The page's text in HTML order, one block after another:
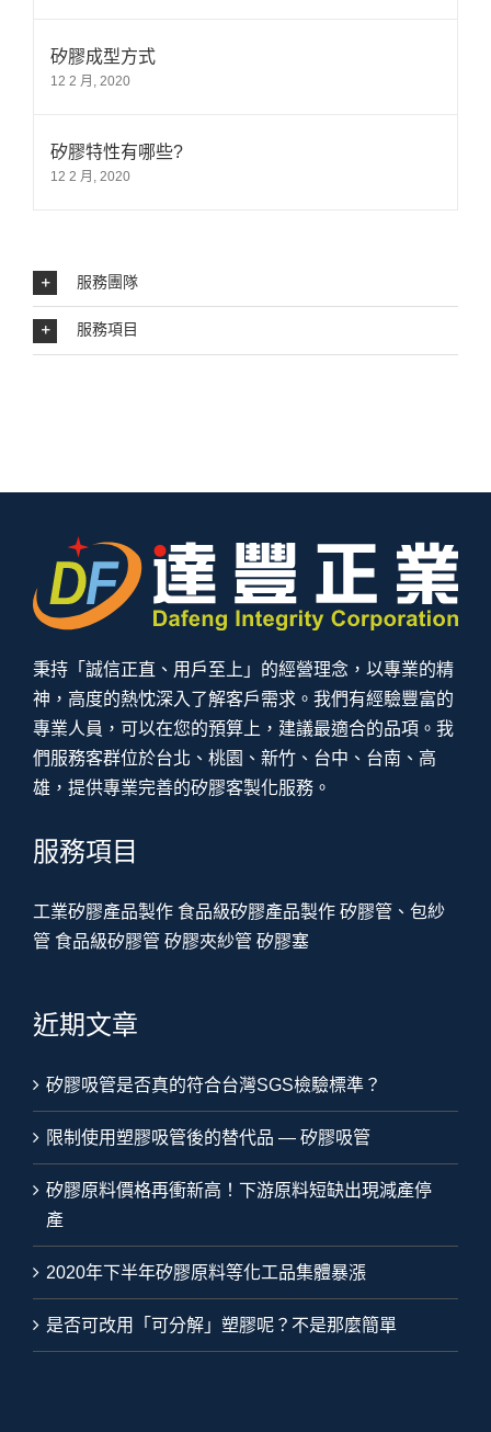
矽膠成型方式
12 2 月, 2020
矽膠特性有哪些?
12 2 月, 2020
服務團隊
服務項目
秉持「誠信正直、用戶至上」的經營理念，以專業的精
神，高度的熱忱深入了解客戶需求。我們有經驗豐富的
專業人員，可以在您的預算上，建議最適合的品項。我
們服務客群位於台北、桃園、新竹、台中、台南、高
雄，提供專業完善的矽膠客製化服務。
服務項目
工業矽膠產品製作 食品級矽膠產品製作 矽膠管、包紗
管 食品級矽膠管 矽膠夾紗管 矽膠塞
近期文章
矽膠吸管是否真的符合台灣SGS檢驗標準？
限制使用塑膠吸管後的替代品 — 矽膠吸管
矽膠原料價格再衝新高！下游原料短缺出現減產停
產
2020年下半年矽膠原料等化工品集體暴漲
是否可改用「可分解」塑膠呢？不是那麼簡單